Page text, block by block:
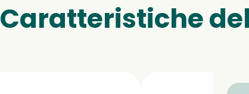
Caratteristiche